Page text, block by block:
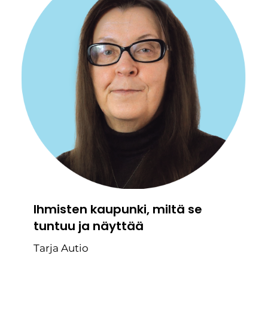
Ihmisten kaupunki, miltä se
tuntuu ja näyttää
Tarja Autio